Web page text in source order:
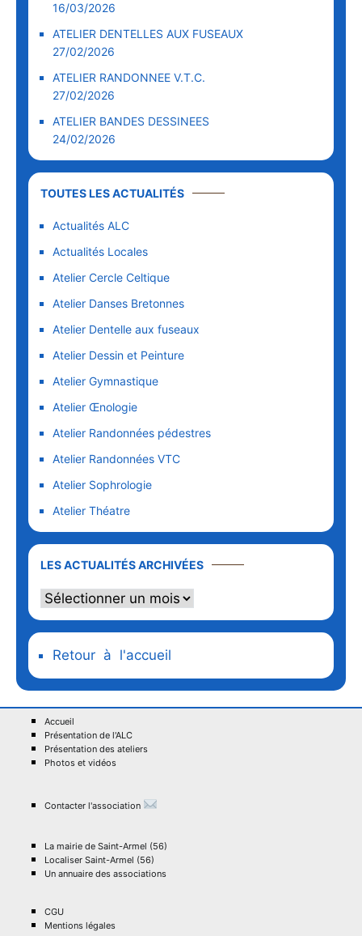
16/03/2026
ATELIER DENTELLES AUX FUSEAUX
27/02/2026
ATELIER RANDONNEE V.T.C.
27/02/2026
ATELIER BANDES DESSINEES
24/02/2026
TOUTES LES ACTUALITÉS
Actualités ALC
Actualités Locales
Atelier Cercle Celtique
Atelier Danses Bretonnes
Atelier Dentelle aux fuseaux
Atelier Dessin et Peinture
Atelier Gymnastique
Atelier Œnologie
Atelier Randonnées pédestres
Atelier Randonnées VTC
Atelier Sophrologie
Atelier Théatre
LES ACTUALITÉS ARCHIVÉES
Retour à l'accueil
Accueil
Présentation de l'ALC
Présentation des ateliers
Photos et vidéos
Contacter l'association
La mairie de Saint-Armel (56)
Localiser Saint-Armel (56)
Un annuaire des associations
CGU
Mentions légales